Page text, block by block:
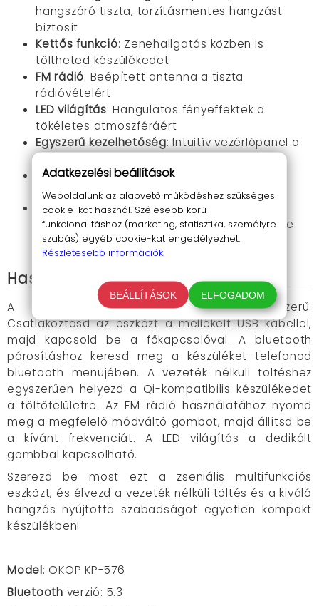
hangszóró tiszta, torzításmentes hangzást
biztosít
Kettős funkció: Zenehallgatás közben is
töltheted készülékedet
FM rádió: Beépített antenna a tiszta
rádióvételért
LED világítás: Hangulatos fényeffektek a
tökéletes atmoszféráért
Egyszerű kezelhetőség: Intuitív vezérlőpanel a
Stabil bluetooth kapcsolat
megbízható vezeték nélküli csatlakozás
Energiatakarékos működés: Automatikus
kikapcsolás funkció az akkumulátor kímélése
érdekében
Használati útmutató
A készülék használata rendkívül egyszerű.
Csatlakoztasd az eszközt a mellékelt USB kábellel,
majd kapcsold be a főkapcsolóval. A bluetooth
párosításhoz keresd meg a készüléket telefonod
bluetooth menüjében. A vezeték nélküli töltéshez
egyszerűen helyezd a Qi-kompatibilis készülékedet
a töltőfelületre. Az FM rádió használatához nyomd
meg a megfelelő módváltó gombot, majd állítsd be
a kívánt frekvenciát. A LED világítás a dedikált
gombbal kapcsolható.
Szerezd be most ezt a zseniális multifunkciós
eszközt, és élvezd a vezeték nélküli töltés és a kiváló
hangzás nyújtotta szabadságot egyetlen kompakt
készülékben!
Model: OKOP KP-576
Bluetooth verzió: 5.3
Adatkezelési beállítások
Weboldalunk az alapvető működéshez szükséges
cookie-kat használ. Szélesebb körű
funkcionalitáshoz (marketing, statisztika, személyre
szabás) egyéb cookie-kat engedélyezhet.
Részletesebb információk.
BEÁLLÍTÁSOK ELFOGADOM